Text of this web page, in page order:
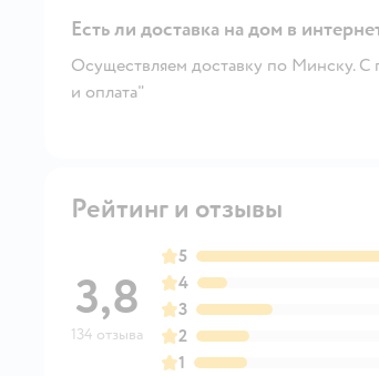
Есть ли доставка на дом в
Осуществляем доставку по Минску.
и оплата"
Рейтинг и отзывы
3,8
134 отзыва
5
4
3
2
1